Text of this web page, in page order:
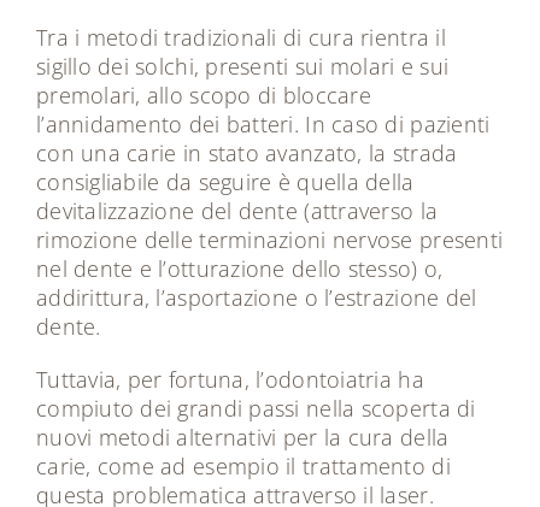
Tra i metodi tradizionali di cura rientra il
sigillo dei solchi, presenti sui molari e sui
premolari, allo scopo di bloccare
l’annidamento dei batteri. In caso di pazienti
con una carie in stato avanzato, la strada
consigliabile da seguire è quella della
devitalizzazione del dente (attraverso la
rimozione delle terminazioni nervose presenti
nel dente e l’otturazione dello stesso) o,
addirittura, l’asportazione o l’estrazione del
dente.
Tuttavia, per fortuna, l’odontoiatria ha
compiuto dei grandi passi nella scoperta di
nuovi metodi alternativi per la cura della
carie, come ad esempio il trattamento di
questa problematica attraverso il laser.